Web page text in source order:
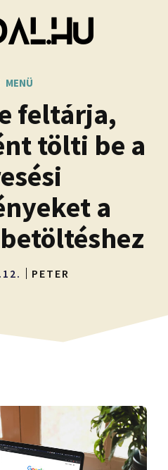
MENÜ
feltárja,
tölti be a
a
PETER